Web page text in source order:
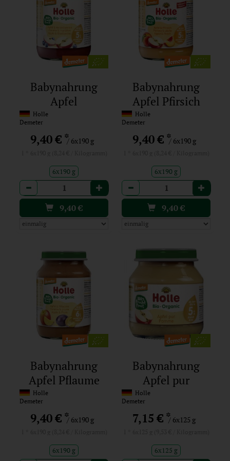
Babynahrung
Apfel
Heidelbeere
Holle
Demeter
9,40 €*/ 6x190 g
6x190 g
Anzahl
9,40€
Babynahrung
Apfel Pfirsich
Holle
Demeter
9,40 €*/ 6x190 g
6x190 g
Anzahl
9,40€
Babynahrung
Apfel Pflaume
Holle
Demeter
9,40 €*/ 6x190 g
6x190 g
Babynahrung
Apfel pur
Holle
Demeter
7,15 € */ 6x125 g
6x125 g